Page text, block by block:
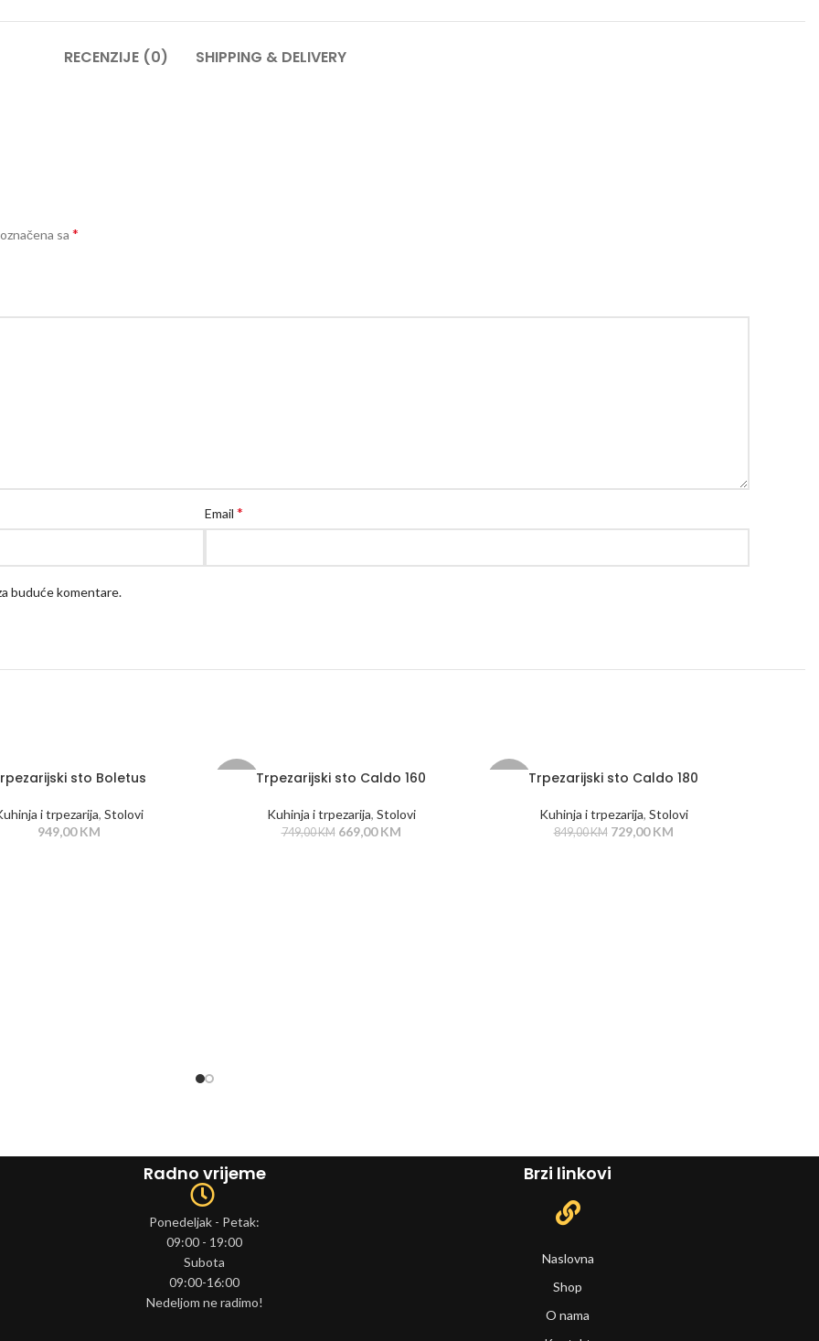
RECENZIJE (0) SHIPPING & DELIVERY
sa *
Email *
buduće komentare.
sto Boletus
i trpezarija, Stolovi
949,00KM
Trpezarijski sto Caldo 160
Kuhinja i trpezarija, Stolovi
749,00KM 669,00KM
Trpezarijski sto Caldo 180
Kuhinja i trpezarija, Stolovi
849,00KM 729,00KM
Radno vrijeme
Ponedeljak - Petak:
09:00 - 19:00
Subota
09:00-16:00
Nedeljom ne radimo!
Brzi linkovi
Naslovna
Shop
O nama